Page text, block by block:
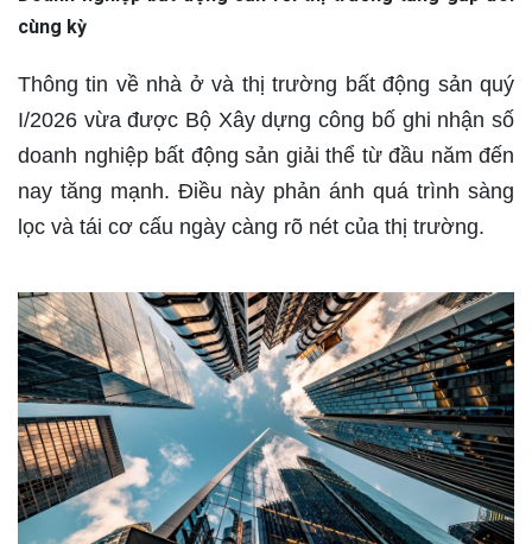
cùng kỳ
Thông tin về nhà ở và thị trường bất động sản quý
I/2026 vừa được Bộ Xây dựng công bố ghi nhận số
doanh nghiệp bất động sản giải thể từ đầu năm đến
nay tăng mạnh. Điều này phản ánh quá trình sàng
lọc và tái cơ cấu ngày càng rõ nét của thị trường.